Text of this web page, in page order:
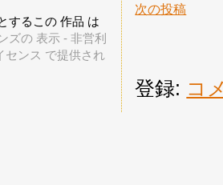
次の投稿
登録: コ
するこの 作品 は
ズの 表示 - 非営利
センス で提供され